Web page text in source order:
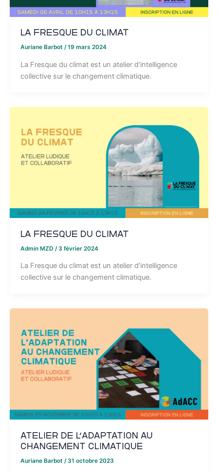
La Fresque du Climat
Auriane Barbot /19 mars 2024
La Fresque du climat est un atelier d’intelligence
collective sur le changement climatique.
La Fresque du Climat
Admin MZD /3 février 2024
La Fresque du climat est un atelier d’intelligence
collective sur le changement climatique.
Atelier de l’Adaptation au
Changement Climatique
Auriane Barbot /31 octobre 2023